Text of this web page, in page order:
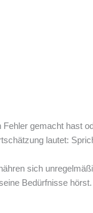
gemacht hast
lautet:
sich
Bedürfnisse hörst.